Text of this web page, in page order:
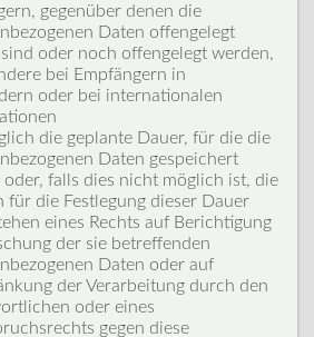
gegenüber denen die
Daten offengelegt
oder noch offengelegt werden,
bei Empfängern in
oder bei internationalen
die geplante Dauer, für die die
Daten gespeichert
oder, falls dies nicht möglich ist, die
für die Festlegung dieser Dauer
eines Rechts auf Berichtigung
der sie betreffenden
Daten oder auf
der Verarbeitung durch den
oder eines
gegen diese